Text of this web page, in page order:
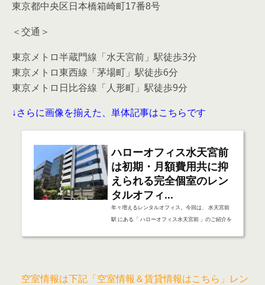
東京都中央区日本橋箱崎町17番8号
＜交通＞
東京メトロ半蔵門線「水天宮前」駅徒歩3分
東京メトロ東西線「茅場町」駅徒歩6分
東京メトロ日比谷線「人形町」駅徒歩9分
↓さらに画像を揃えた、単体記事はこちらです
ハローオフィス水天宮前
は初期・月額費用共に抑
えられる完全個室のレン
タルオフィ...
年々増えるレンタルオフィス。今回は、 水天宮前
駅 にある「 ハローオフィス水天宮前 」のご紹介を
の個室となる会議室を見ていきましょう！間取り共
空室情報は下記「空室情報＆賃貸情報はこちら」レン